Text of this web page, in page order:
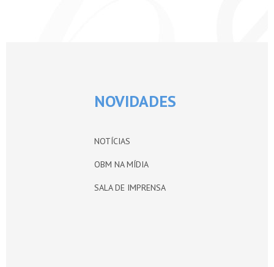
NOVIDADES
NOTÍCIAS
OBM NA MÍDIA
SALA DE IMPRENSA